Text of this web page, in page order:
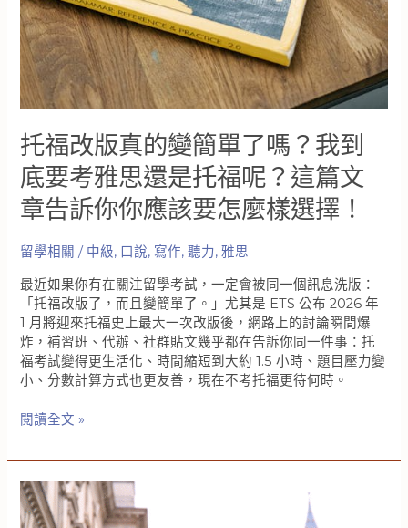
面
對
的
現
實
托福改版真的變簡單了嗎？我到
底要考雅思還是托福呢？這篇文
章告訴你你應該要怎麼樣選擇！
留學相關 / 中級, 口說, 寫作,聽力,雅思
最近如果你有在關注留學考試，一定會被同一個訊息洗版：
「托福改版了，而且變簡單了。」尤其是 ETS 公布 2026 年
1 月將迎來托福史上最大一次改版後，網路上的討論瞬間爆
炸，補習班、代辦、社群貼文幾乎都在告訴你同一件事：托
福考試變得更生活化、時間縮短到大約 1.5 小時、題目壓力變
小、分數計算方式也更友善，現在不考托福更待何時。
托
改
真
的
閱讀全文 »